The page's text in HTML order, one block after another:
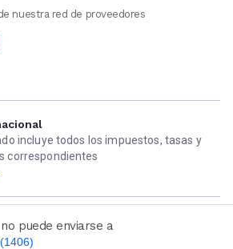
nuestra red de proveedores
incluye todos los impuestos, tasas y
correspondientes
puede enviarse a